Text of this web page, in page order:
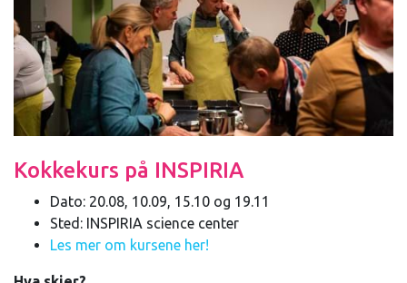
Kokkekurs på INSPIRIA
Dato: 20.08, 10.09, 15.10 og 19.11
Sted: INSPIRIA science center
Les mer om kursene her!